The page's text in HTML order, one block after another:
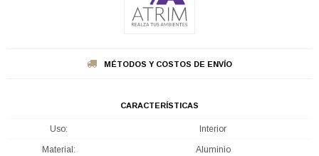
MÉTODOS Y COSTOS DE ENVÍO
CARACTERÍSTICAS
Uso Interior
Material Aluminio